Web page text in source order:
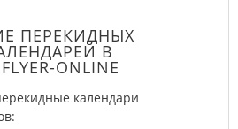
ПЕРЕКИДНЫХ
В
ONLINE
календари